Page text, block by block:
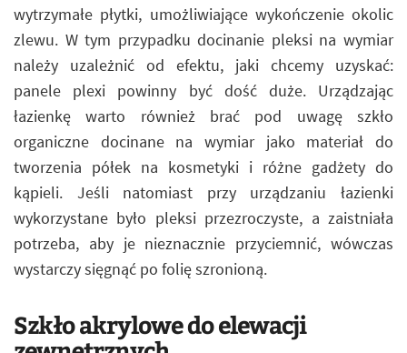
wytrzymałe płytki, umożliwiające wykończenie okolic
zlewu. W tym przypadku docinanie pleksi na wymiar
należy uzależnić od efektu, jaki chcemy uzyskać:
panele plexi powinny być dość duże. Urządzając
łazienkę warto również brać pod uwagę szkło
organiczne docinane na wymiar jako materiał do
tworzenia półek na kosmetyki i różne gadżety do
kąpieli. Jeśli natomiast przy urządzaniu łazienki
wykorzystane było pleksi przezroczyste, a zaistniała
potrzeba, aby je nieznacznie przyciemnić, wówczas
wystarczy sięgnąć po folię szronioną.
Szkło akrylowe do elewacji